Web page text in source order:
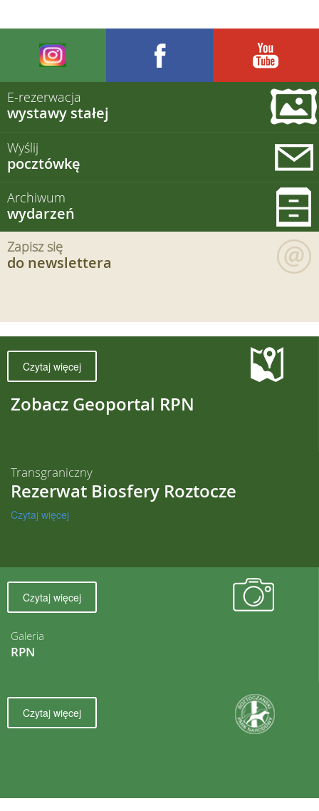
E-rezerwacja
wystawy stałej
Wyślij
pocztówkę
Archiwum
wydarzeń
Zapisz się
do newslettera
Zobacz Geoportal RPN
Czytaj więcej
Transgraniczny
Rezerwat Biosfery Roztocze
Czytaj więcej
Galeria
RPN
Czytaj więcej
Czytaj więcej